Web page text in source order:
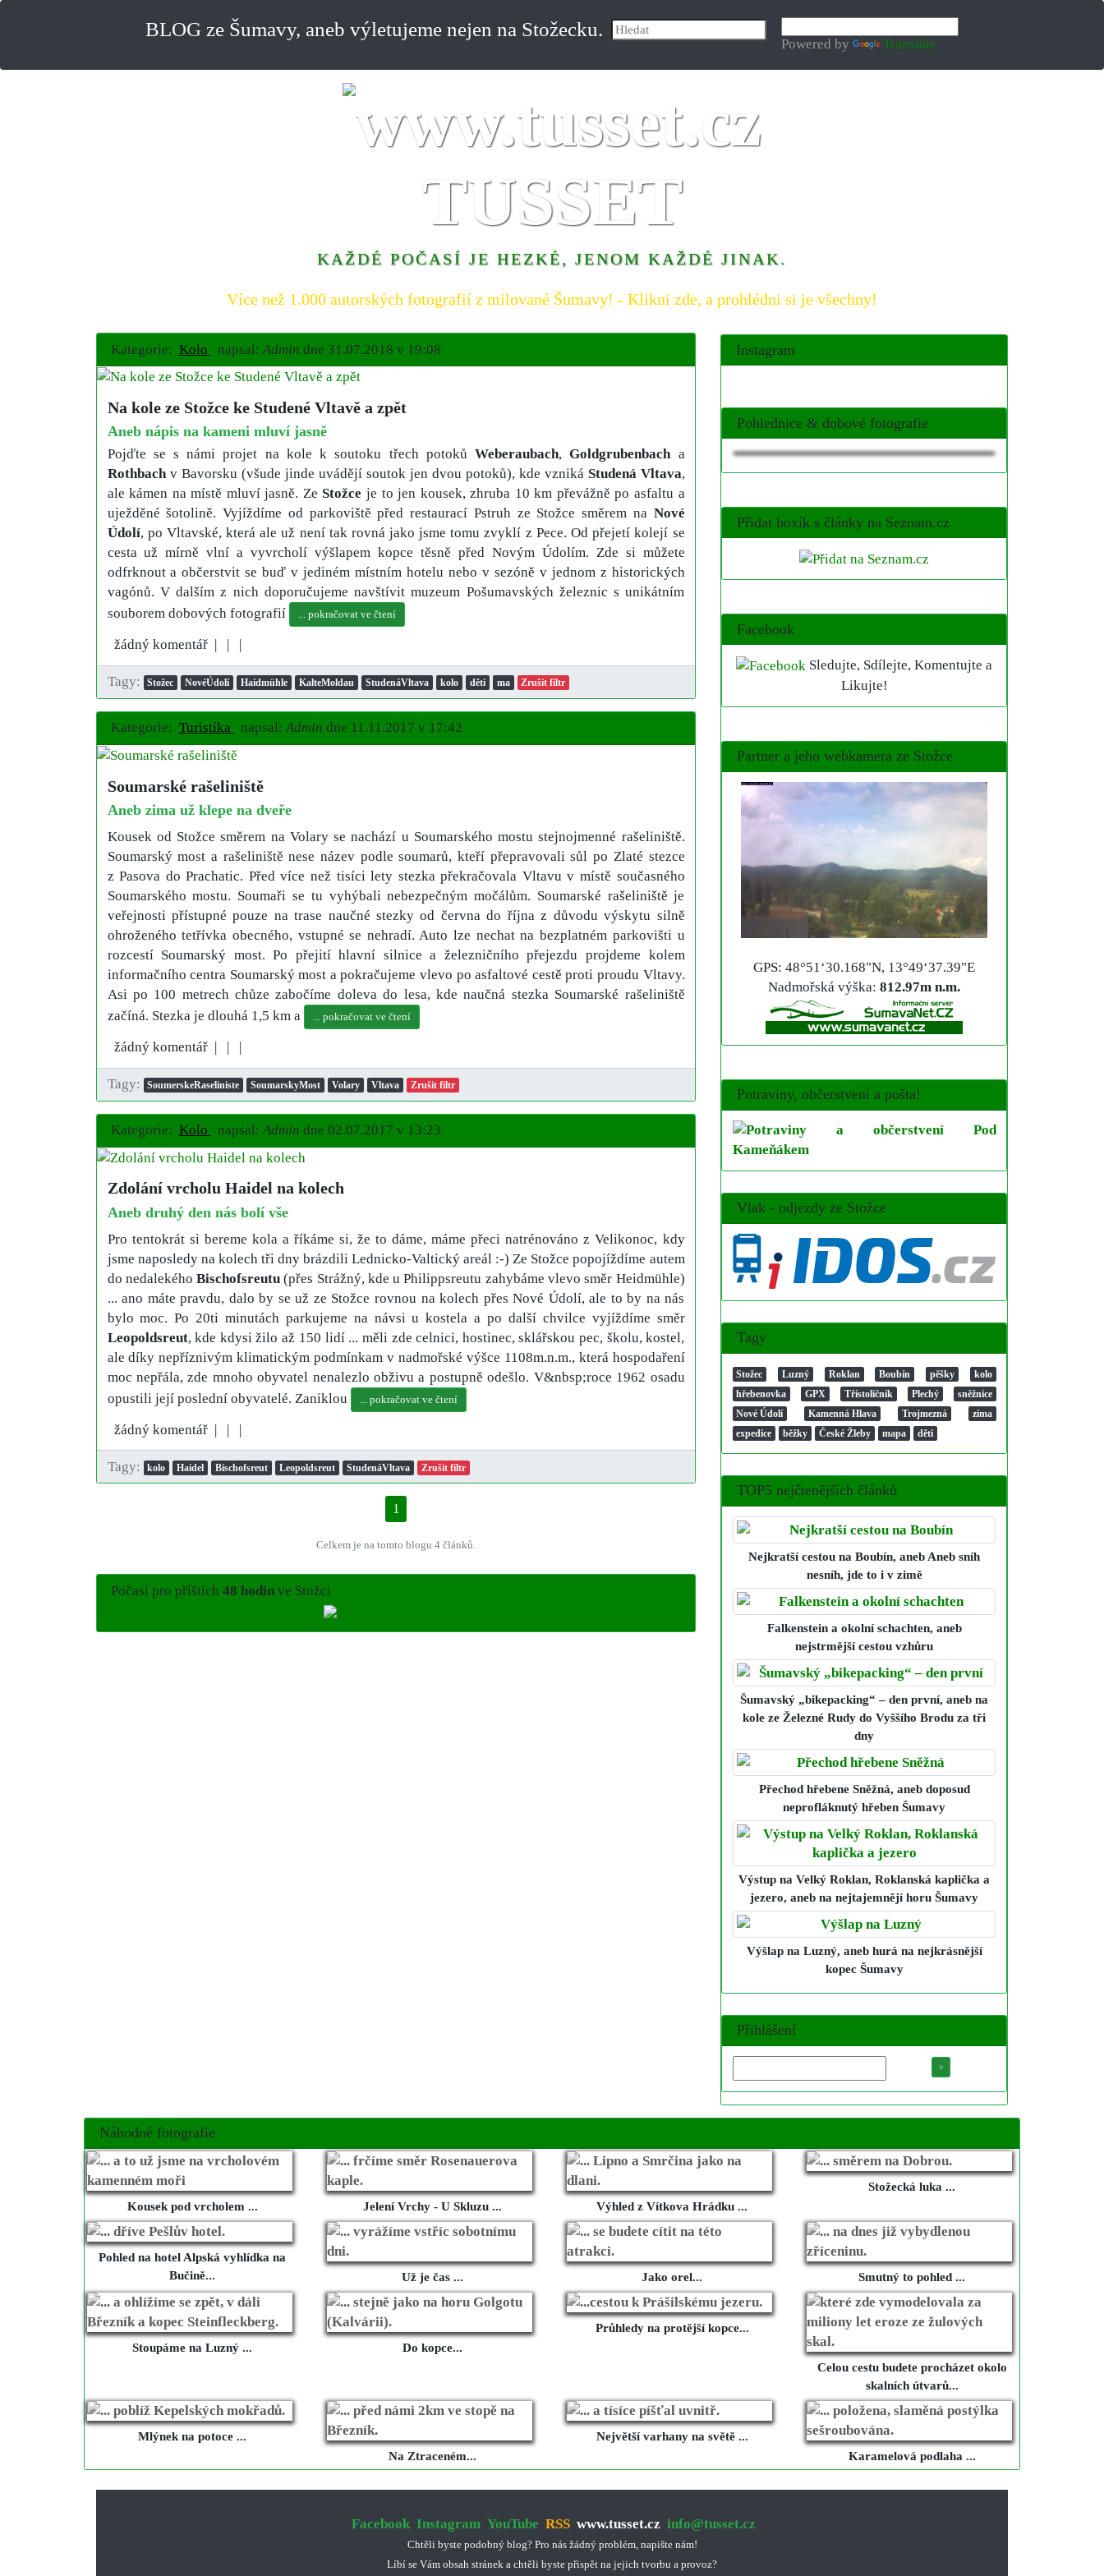
BLOG ze Šumavy, aneb výletujeme nejen na Stožecku.
Powered by Translate
TUSSET
KAŽDÉ POČASÍ JE HEZKÉ, JENOM KAŽDÉ JINAK.
Více než 1.000 autorských fotografií z milované Šumavy! - Klikni zde, a prohlédni si je všechny!
Kategorie: Kolo napsal: Admin dne 31.07.2018 v 19:08
Na kole ze Stožce ke Studené Vltavě a zpět
Aneb nápis na kameni mluví jasně
Pojďte se s námi projet na kole k soutoku třech potokůWeberaubach,Goldgrubenbacha
Rothbachv Bavorsku (všude jinde uvádějí soutok jen dvou potoků), kde vzniká Studená Vltava,
ale kámen na místě mluví jasně. Ze Stožce je to jen kousek, zhruba 10 km převážně po asfaltu a
uježděné šotolině. Vyjíždíme od parkoviště před restaurací Pstruh ze Stožce směrem na Nové
Údolí, po Vltavské, která ale už není tak rovná jako jsme tomu zvyklí z Pece. Od přejetí kolejí se
cesta už mírně vlní a vyvrcholí výšlapem kopce těsně před Novým Údolím. Zde si můžete
odfrknout a občerstvit se buď v jediném místním hotelu nebo v sezóně v jednom z historických
vagónů. V dalším z nich doporučujeme navštívit muzeum Pošumavských železnic s unikátním
souborem dobových fotografií
... pokračovat ve čtení
žádný komentář |
Tagy: Stožec NovéÚdolí Haidmühle KalteMoldau StudenáVltava kolo děti ma Zrušit filtr
Kategorie: Turistika napsal:Admin dne 11.11.2017 v 17:42
Soumarské rašeliniště
Aneb zima už klepe na dveře
Kousek od Stožce směrem na Volary se nachází u Soumarského mostu stejnojmenné rašeliniště.
Soumarský most a rašeliniště nese název podle soumarů, kteří přepravovali sůl po Zlaté stezce
z Pasova do Prachatic. Před více než tisíci lety stezka překračovala Vltavu v místě současného
Soumarského mostu. Soumaři se tu vyhýbali nebezpečným močálům. Soumarské rašeliniště je
veřejnosti přístupné pouze na trase naučné stezky od června do října z důvodu výskytu silně
ohroženého tetřívka obecného, vstupné se nehradí. Auto lze nechat na bezplatném parkovišti u
rozcestí Soumarský most. Po přejití hlavní silnice a železničního přejezdu projdeme kolem
informačního centra Soumarský most a pokračujeme vlevo po asfaltové cestě proti proudu Vltavy.
Asi po 100 metrech chůze zabočíme doleva do lesa, kde naučná stezka Soumarské rašeliniště
začíná. Stezka je dlouhá 1,5 km a
... pokračovat ve čtení
žádný komentář | | |
Tagy: SoumerskeRaseliniste SoumarskyMost Volary Vltava Zrušit filtr
Kategorie: Kolo napsal:Admin dne 02.07.2017 v 13:23
Zdolání vrcholu Haidel na kolech
Aneb druhý den nás bolí vše
Pro tentokrát si bereme kola a říkáme si, že to dáme, máme přeci natrénováno z Velikonoc, kdy
jsme naposledy na kolech tři dny brázdili Lednicko-Valtický areál :-) Ze Stožce popojíždíme autem
do nedalekéhoBischofsreutu (přes Strážný, kde u Philippsreutu zahybáme vlevo směr Heidmühle)
... ano máte pravdu, dalo by se už ze Stožce rovnou na kolech přes Nové Údolí, ale to by na nás
bylo moc. Po 20ti minutách parkujeme na návsi u kostela a po další chvilce vyjíždíme směr
Leopoldsreut, kde kdysi žilo až 150 lidí ... měli zde celnici, hostinec, sklářskou pec, školu, kostel,
ale díky nepříznivým klimatickým podmínkam v nadmořské výšce 1108m.n.m., která hospodaření
moc nepřála, zde mnoho obyvatel nenalezlo obživu a postupně odešlo. V&nbsp;roce 1962 osadu
opustili její poslední obyvatelé. Zaniklou
... pokračovat ve čtení
žádný komentář | | |
Tagy: kolo Haidel Bischofsreut Leopoldsreut StudenáVltava Zrušit filtr
1
Celkem je na tomto blogu 4 článků.
Počasí pro příštích 48 hodinve Stožci
Instagram
Pohlednice & dobové fotografie
Přidat boxík s články na Seznam.cz
Facebook
Sledujte, Sdílejte, Komentujte a
Likujte!
Partner a jeho webkamera ze Stožce
GPS: 48°51‘30.168"N, 13°49‘37.39"E
Nadmořská výška: 812.97m n.m.
Potraviny, občerstvení a pošta!
Vlak - odjezdy ze Stožce
Tagy
Stožec Luzný Roklan Boubín pěšky
kolo
hřebenovka
GPX Třístoličník Plechý
sněžnice
Nové Údolí
Kamenná Hlava Trojmezná
zima
expedice
běžky České Žleby mapa děti
TOP5 nejčtenějších článků
Nejkratší cestou na Boubín, aneb Aneb sníh
nesníh, jde to i v zimě
Falkenstein a okolní schachten, aneb
nejstrmější cestou vzhůru
Šumavský „bikepacking“ – den první, aneb na
kole ze Železné Rudy do Vyššího Brodu za tři
dny
Přechod hřebene Sněžná, aneb doposud
neprofláknutý hřeben Šumavy
Výstup na Velký Roklan, Roklanská kaplička a
jezero, aneb na nejtajemnějí horu Šumavy
Výšlap na Luzný, aneb hurá na nejkrásnější
kopec Šumavy
Přihlášení
Náhodné fotografie
Kousek pod vrcholem ... Jelení Vrchy - U Skluzu ... Výhled z Vítkova Hrádku ...
Stožecká luka ...
Pohled na hotel Alpská vyhlídka na
Bučině...
Už je čas ... Jako orel... Smutný to pohled ...
Stoupáme na Luzný ... Do kopce...
Průhledy na protější kopce...
Celou cestu budete procházet okolo
skalních útvarů...
Mlýnek na potoce ...
Na Ztraceném...
Největší varhany na světě ...
Karamelová podlaha ...
Facebook Instagram YouTube RSS www.tusset.cz info@tusset.cz
Chtěli byste podobný blog? Pro nás žádný problém, napište nám!
Líbí se Vám obsah stránek a chtěli byste přispět na jejich tvorbu a provoz?